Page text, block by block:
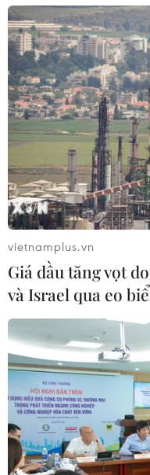
quốc tế võ cổ truyền
02/08/2026 22:41
Đội tuyển Futsal Việt
chiến thắng đậm tại
Lan
02/08/2026 22:40
CƠ QUAN CHỦ QUẢN: THÔNG
Tổng Biên tập: TRẦN
Phó Tổng Biên tập:
THỦY
Sở hữu trí tuệ
vietnamplus.vn
Giá dầu tăng vọt
và Israel qua eo